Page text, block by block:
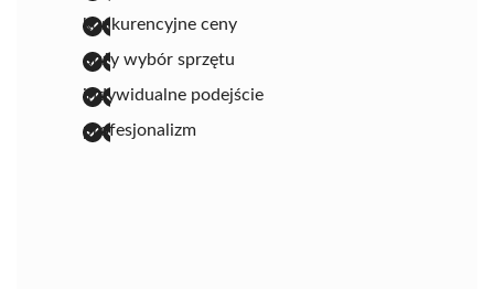
konkurencyjne ceny
duży wybór sprzętu
indywidualne podejście
profesjonalizm